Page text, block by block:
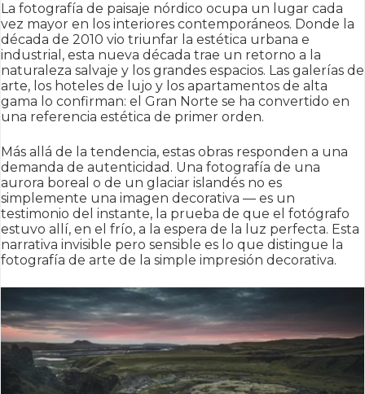
La fotografía de paisaje nórdico ocupa un lugar cada
vez mayor en los interiores contemporáneos. Donde la
década de 2010 vio triunfar la estética urbana e
industrial, esta nueva década trae un retorno a la
naturaleza salvaje y los grandes espacios. Las galerías de
arte, los hoteles de lujo y los apartamentos de alta
gama lo confirman: el Gran Norte se ha convertido en
una referencia estética de primer orden.
Más allá de la tendencia, estas obras responden a una
demanda de autenticidad. Una fotografía de una
aurora boreal o de un glaciar islandés no es
simplemente una imagen decorativa — es un
testimonio del instante, la prueba de que el fotógrafo
estuvo allí, en el frío, a la espera de la luz perfecta. Esta
narrativa invisible pero sensible es lo que distingue la
fotografía de arte de la simple impresión decorativa.